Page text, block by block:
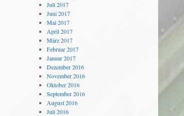
Juli 2017
Juni 2017
Mai 2017
April 2017
März 2017
Februar 2017
Januar 2017
Dezember 2016
November 2016
Oktober 2016
September 2016
August 2016
Juli 2016